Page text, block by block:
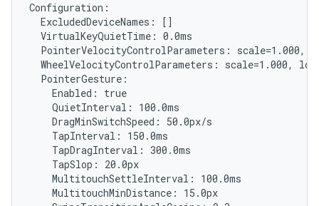
Configuration:
  ExcludedDeviceNames: []
  VirtualKeyQuietTime: 0.0ms
PointerVelocityControlParameters: scale=1.000,
WheelVelocityControlParameters: scale=1.000,
  PointerGesture:
    Enabled: true
    QuietInterval: 100.0ms
    DragMinSwitchSpeed: 50.0px/s
    TapInterval: 150.0ms
    TapDragInterval: 300.0ms
    TapSlop: 20.0px
    MultitouchSettleInterval: 100.0ms
    MultitouchMinDistance: 15.0px